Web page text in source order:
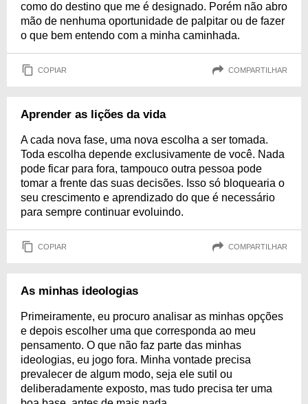
como do destino que me é designado. Porém não abro
mão de nenhuma oportunidade de palpitar ou de fazer
o que bem entendo com a minha caminhada.
COPIAR COMPARTILHAR
Aprender as lições da vida
A cada nova fase, uma nova escolha a ser tomada.
Toda escolha depende exclusivamente de você. Nada
pode ficar para fora, tampouco outra pessoa pode
tomar a frente das suas decisões. Isso só bloquearia o
seu crescimento e aprendizado do que é necessário
para sempre continuar evoluindo.
COPIAR COMPARTILHAR
As minhas ideologias
Primeiramente, eu procuro analisar as minhas opções
e depois escolher uma que corresponda ao meu
pensamento. O que não faz parte das minhas
ideologias, eu jogo fora. Minha vontade precisa
prevalecer de algum modo, seja ele sutil ou
deliberadamente exposto, mas tudo precisa ter uma